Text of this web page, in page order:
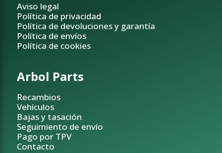
Aviso legal
Política de privacidad
Política de devoluciones y garantía
Política de envíos
Política de cookies
Arbol Parts
Recambios
Vehículos
Bajas y tasación
Seguimiento de envío
Pago por TPV
Contacto